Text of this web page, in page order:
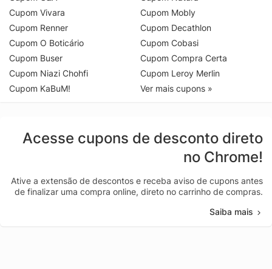
Cupom Vivara
Cupom Renner
Cupom O Boticário
Cupom Buser
Cupom Niazi Chohfi
Cupom KaBuM!
Cupom Mobly
Cupom Decathlon
Cupom Cobasi
Cupom Compra Certa
Cupom Leroy Merlin
Ver mais cupons »
Acesse cupons de desconto direto
no Chrome!
Ative a extensão de descontos e receba aviso de cupons antes
de finalizar uma compra online, direto no carrinho de compras.
Saiba mais